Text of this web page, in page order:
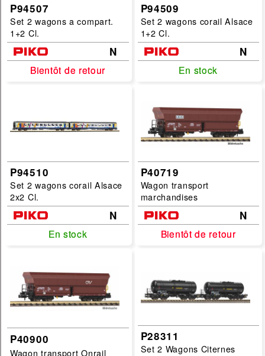
P94507
Set 2 wagons a compart.
1+2 Cl.
N
Bientôt de retour
Bientôt de retour
P94509
Set 2 wagons corail Alsace
1+2 Cl.
N
En stock
En stock
P94510
Set 2 wagons corail Alsace
2x2 Cl.
N
En stock
En stock
P40719
Wagon transport
marchandises
N
Bientôt de retour
Bientôt de retour
P40900
Wagon transport Onrail
P28311
Set 2 Wagons Citernes